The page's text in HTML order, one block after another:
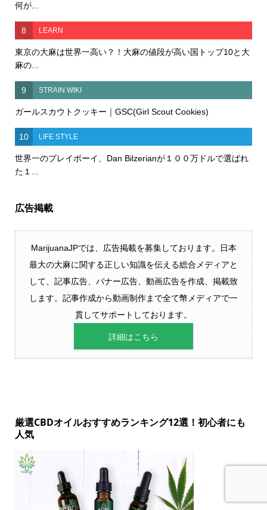
何が...
8 LEARN
東京の大麻は世界一高い？！大麻の値段が高い国トップ10と大
麻の...
9 STRAIN WIKI
ガールスカウトクッキー｜GSC(Girl Scout Cookies)
10 LIFE STYLE
世界一のプレイボーイ、Dan Bilzerianが１００万ドルで選ばれ
た１...
広告掲載
MarijuanaJPでは、広告掲載を募集しております。日本
最大の大麻に関する正しい知識を伝える総合メディアと
して、記事広告、バナー広告、動画広告を作成、掲載致
します。記事作成から動画制作まで全て幣メディアで一
貫してサポートしております。
詳細はこちら
厳選CBDオイルおすすめランキング12選！初心者にも
人気